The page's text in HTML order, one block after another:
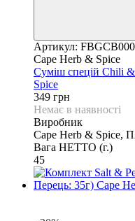
Артикул:
Cape Herb & Spice
Суміш спецій Chili
Spice
349 грн
Немає в наявності
Виробник
Cape Herb & Spice,
Вага НЕТТО (г.)
45